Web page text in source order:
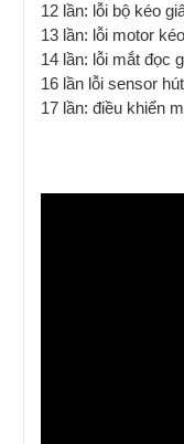
12 lần: lỗi bộ kéo
13 lần: lỗi motor
14 lần: lỗi mắt đọc
16 lần lỗi sensor
17 lần: điều khiển